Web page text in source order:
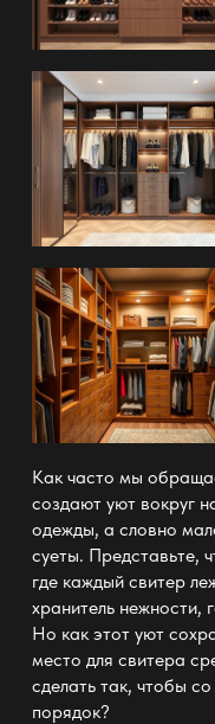
Как часто мы
создают уют вокруг
одежды, а словно
суеты. Представьте,
где каждый свитер
хранитель нежности,
Но как этот уют
место для свитера
сделать так, чтобы
порядок?